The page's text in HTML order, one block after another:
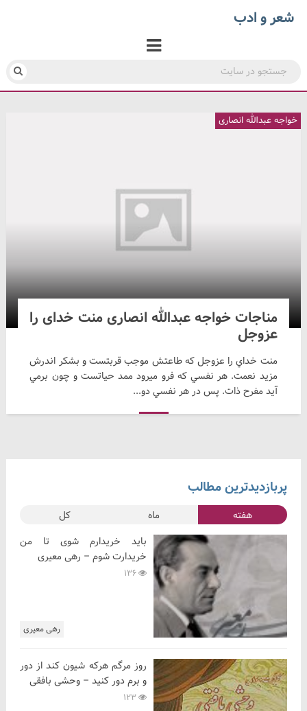
شعر و ادب
مناجات خواجه عبدالله انصاری منت خدای را
عزوجل
منت خداي را عزوجل که طاعتش موجب قربتست و بشکر اندرش
مزيد نعمت. هر نفسي که فرو ميرود ممد حياتست و چون برمي
آيد مفرح ذات. پس در هر نفسي دو...
خواجه عبدالله انصاری
پربازدیدترین مطالب
هفته ماه کل
رهی معیری
باید خریدارم شوی تا من
خریدارت شوم – رهی معیری
روز مرگم هرکه شیون کند از دور
و برم دور کنید – وحشی بافقی